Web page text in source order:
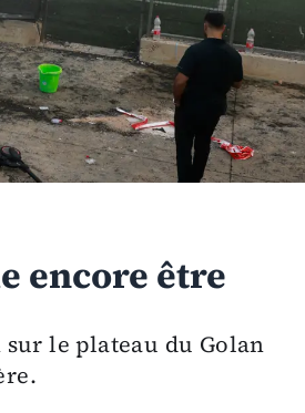
encore être
le plateau du Golan